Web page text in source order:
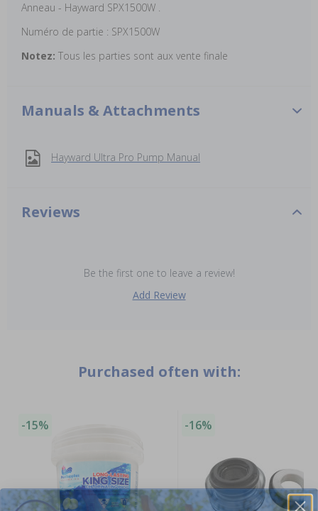
Anneau - Hayward SPX1500W .
Numéro de partie : SPX1500W
Notez: Tous les parties sont aux vente finale
Manuals & Attachments
Hayward Ultra Pro Pump Manual
Reviews
Be the first one to leave a review!
Add Review
Purchased often with:
-15% -16%